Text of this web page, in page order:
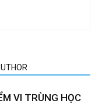
VI TRÙNG HỌC